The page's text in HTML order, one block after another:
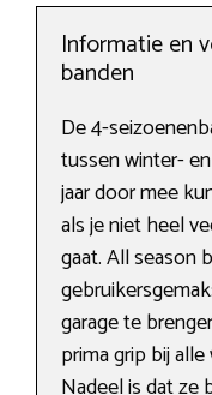
Informatie en
banden
De 4-
tussen winter-
jaar door mee
als je niet heel
gaat. All season
garage te
prima grip bij